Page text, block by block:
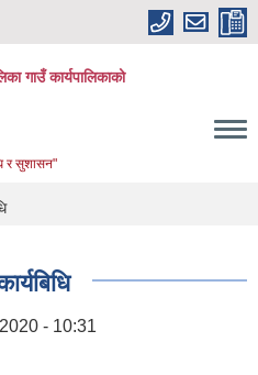
गाउँ कार्यपालिकाको
र सुशासन"
- 10:31